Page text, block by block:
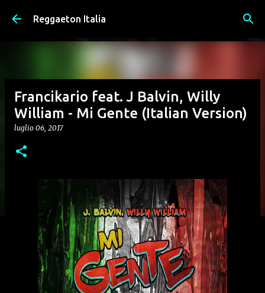
Passa ai contenuti principali
Reggaeton Italia
Francikario feat. J Balvin, Willy
William - Mi Gente (Italian Version)
luglio 06, 2017